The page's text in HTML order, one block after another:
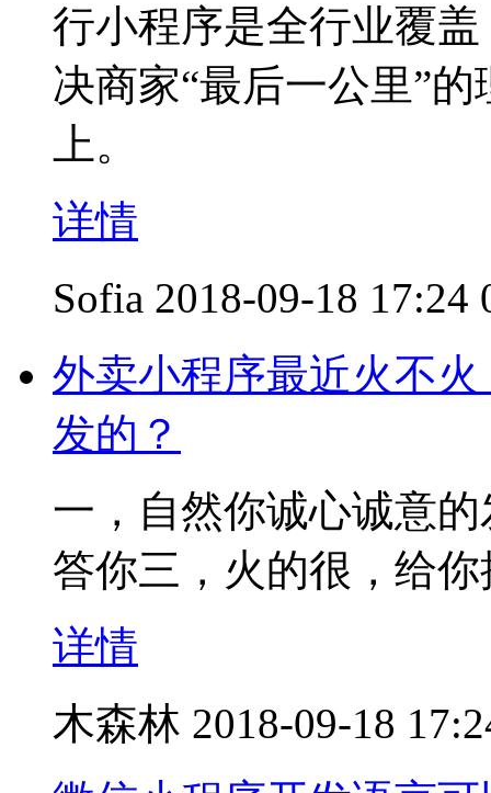
行小程序是全行业覆
决商家“最后一公里”
上。
详情
Sofia 2018-09-18 17:24
外卖小程序最近火不
发的？
一，自然你诚心诚意
答你三，火的很，给
详情
木森林 2018-09-18